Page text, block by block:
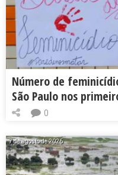
Número de
São Paulo nos
0
7 de agosto de 2026